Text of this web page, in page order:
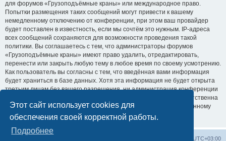
Этот сайт использует cookies для
обеспечения своей корректной работы.
Подробнее
для форумов «Грузоподъёмные краны» или международное право.
Попытки размещения таких сообщений могут привести к вашему
немедленному отключению от конференции, при этом ваш провайдер
будет поставлен в известность, если мы сочтём это нужным. IP-адреса
всех сообщений сохраняются для возможности проведения такой
политики. Вы соглашаетесь с тем, что администраторы форумов
«Грузоподъёмные краны» имеют право удалить, отредактировать,
перенести или закрыть любую тему в любое время по своему усмотрению.
Как пользователь вы согласны с тем, что введённая вами информация
будет храниться в базе данных. Хотя эта информация не будет открыта
третьим лицам без вашего разрешения, ни администрация конференции
«Грузоподъёмные краны», ни phpBB Limited не может быть ответственна
за действия хакеров, которые могут привести к несанкционированному
доступу к ней.
UTC+03:00